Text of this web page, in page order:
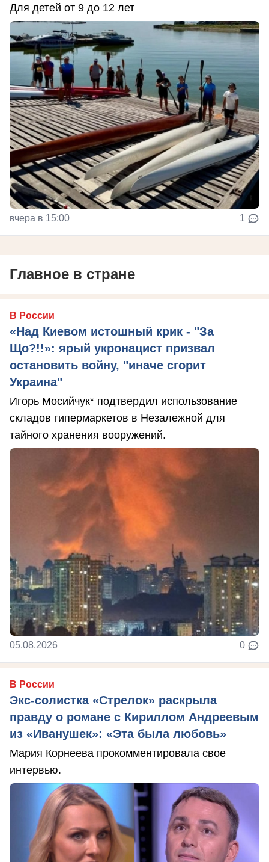
Для детей от 9 до 12 лет
вчера в 15:00 1
Главное в стране
В России
«Над Киевом истошный крик - "За
Що?!!»: ярый укронацист призвал
остановить войну, "иначе сгорит
Украина"
Игорь Мосийчук* подтвердил использование
складов гипермаркетов в Незалежной для
тайного хранения вооружений.
05.08.2026 0
В России
Экс-солистка «Стрелок» раскрыла
правду о романе с Кириллом Андреевым
из «Иванушек»: «Эта была любовь»
Мария Корнеева прокомментировала свое
интервью.